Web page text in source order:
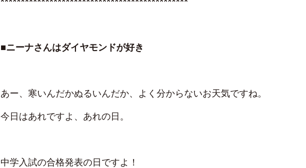
■ニーナさんはダイヤモンドが好き
あー、寒いんだかぬるいんだか、よく分からないお天気ですね。
今日はあれですよ、あれの日。
中学入試の合格発表の日ですよ！